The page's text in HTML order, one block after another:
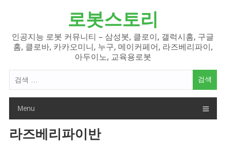
로봇스토리
인공지능 로봇 커뮤니티 – 삼성봇, 클로이, 갤럭시홈, 구글
홈, 클로바, 카카오미니, 누구, 메이커페어, 라즈베리파이,
아두이노, 교육용로봇
색
Menu
라즈베리파이반